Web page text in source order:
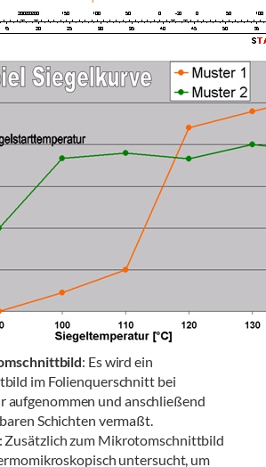
: Es wird ein
im Folienquerschnitt bei
aufgenommen und anschließend
Schichten vermaßt.
: Zusätzlich zum Mikrotomschnittbild
untersucht, um